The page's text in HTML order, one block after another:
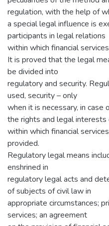
regulation, with the help of
a special legal influence is
participants in legal relations
within which financial
It is proved that the legal
be divided into
regulatory and security.
used, security – only
when it is necessary, in
the rights and legal
within which financial
provided.
Regulatory legal means
enshrined in
regulatory legal acts and
of subjects of civil law in
appropriate circumstances;
services; an agreement